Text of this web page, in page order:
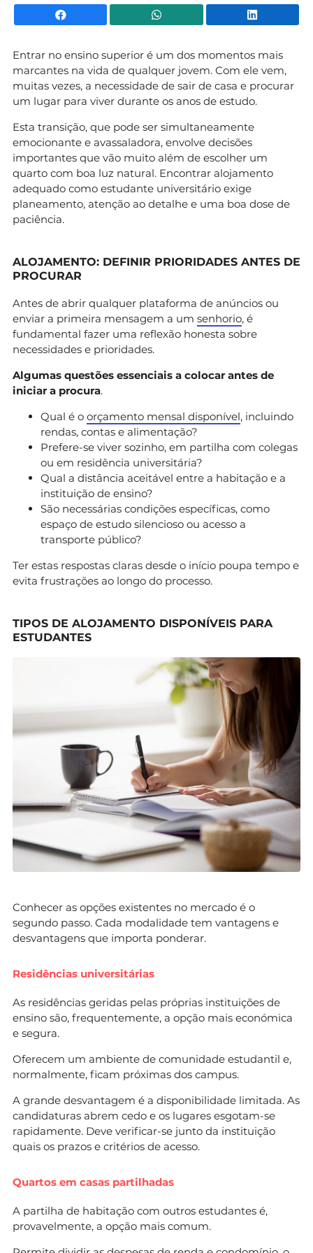
Facebook WhatsApp
Entrar no ensino superior é um dos momentos mais
marcantes na vida de qualquer jovem. Com ele vem,
muitas vezes, a necessidade de sair de casa e procurar
um lugar para viver durante os anos de estudo.
Esta transição, que pode ser simultaneamente
emocionante e avassaladora, envolve decisões
importantes que vão muito além de escolher um
quarto com boa luz natural. Encontrar alojamento
adequado como estudante universitário exige
planeamento, atenção ao detalhe e uma boa dose de
paciência.
ALOJAMENTO: DEFINIR PRIORIDADES ANTES DE
PROCURAR
Antes de abrir qualquer plataforma de anúncios ou
enviar a primeira mensagem a um senhorio, é
fundamental fazer uma reflexão honesta sobre
necessidades e prioridades.
Algumas questões essenciais a colocar antes de
iniciar a procura.
Qual é o orçamento mensal disponível, incluindo
rendas, contas e alimentação?
Prefere-se viver sozinho, em partilha com colegas
ou em residência universitária?
Qual a distância aceitável entre a habitação e a
instituição de ensino?
São necessárias condições específicas, como
espaço de estudo silencioso ou acesso a
transporte público?
Ter estas respostas claras desde o início poupa tempo e
evita frustrações ao longo do processo.
TIPOS DE ALOJAMENTO DISPONÍVEIS PARA
ESTUDANTES
Conhecer as opções existentes no mercado é o
segundo passo. Cada modalidade tem vantagens e
desvantagens que importa ponderar.
Residências universitárias
As residências geridas pelas próprias instituições de
ensino são, frequentemente, a opção mais económica
e segura.
Oferecem um ambiente de comunidade estudantil e,
normalmente, ficam próximas dos campus.
A grande desvantagem é a disponibilidade limitada. As
candidaturas abrem cedo e os lugares esgotam-se
rapidamente. Deve verificar-se junto da instituição
quais os prazos e critérios de acesso.
Quartos em casas partilhadas
A partilha de habitação com outros estudantes é,
provavelmente, a opção mais comum.